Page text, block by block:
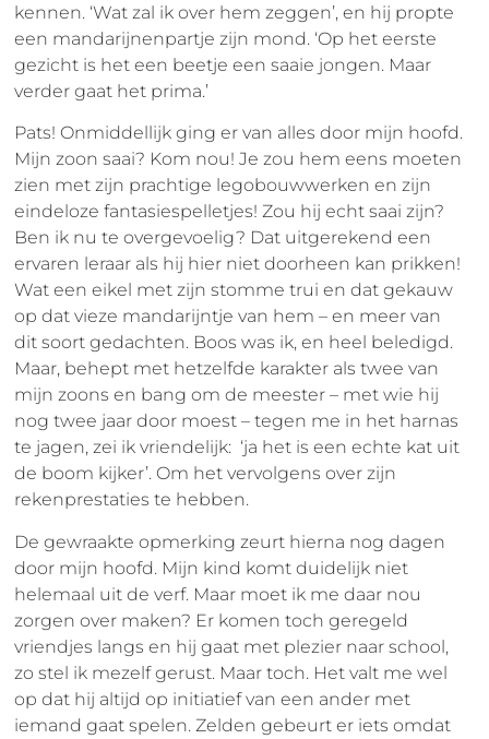
kennen. ‘Wat zal ik over hem zeggen’, en hij propte
een mandarijnenpartje zijn mond. ‘Op het eerste
gezicht is het een beetje een saaie jongen. Maar
verder gaat het prima.’
Pats! Onmiddellijk ging er van alles door mijn hoofd.
Mijn zoon saai? Kom nou! Je zou hem eens moeten
zien met zijn prachtige legobouwwerken en zijn
eindeloze fantasiespelletjes! Zou hij echt saai zijn?
Ben ik nu te overgevoelig? Dat uitgerekend een
ervaren leraar als hij hier niet doorheen kan prikken!
Wat een eikel met zijn stomme trui en dat gekauw
op dat vieze mandarijntje van hem – en meer van
dit soort gedachten. Boos was ik, en heel beledigd.
Maar, behept met hetzelfde karakter als twee van
mijn zoons en bang om de meester – met wie hij
nog twee jaar door moest – tegen me in het harnas
te jagen, zei ik vriendelijk: ‘ja het is een echte kat uit
de boom kijker’. Om het vervolgens over zijn
rekenprestaties te hebben.
De gewraakte opmerking zeurt hierna nog dagen
door mijn hoofd. Mijn kind komt duidelijk niet
helemaal uit de verf. Maar moet ik me daar nou
zorgen over maken? Er komen toch geregeld
vriendjes langs en hij gaat met plezier naar school,
zo stel ik mezelf gerust. Maar toch. Het valt me wel
op dat hij altijd op initiatief van een ander met
iemand gaat spelen. Zelden gebeurt er iets omdat